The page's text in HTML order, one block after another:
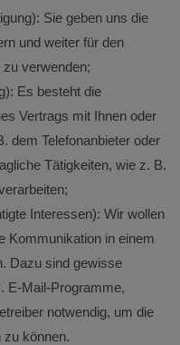
Sie geben uns die
und weiter für den
verwenden;
Es besteht die
Vertrags mit Ihnen oder
dem Telefonanbieter oder
Tätigkeiten, wie z. B.
Interessen): Wir wollen
Kommunikation in einem
Dazu sind gewisse
E-Mail-Programme,
notwendig, um die
zu können.